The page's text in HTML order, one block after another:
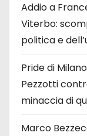
Addio a
Viterbo:
politica e
Pride di
Pezzotti
minaccia di
Marco